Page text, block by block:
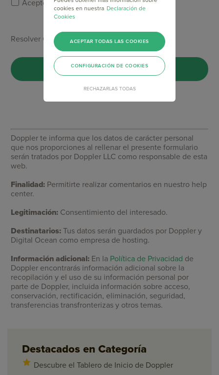
Acepto laPolítica de Privacidadde Doppler.
Resolver Captcha *
Doppler te informa que los datos de carácter personal
que nos proporciones al rellenar el presente formulario
serán tratados por Doppler LLC como responsable de esta
web.
Finalidad: Permitirte realizar comentarios en nuestro help
center.
Legitimación: Consentimiento del interesado.
Destinatarios: Tus datos serán guardados por Doppler y
Digital Ocean como empresa de hosting.
Información adicional: En la Política de Privacidad de
Doppler encontrarás información adicional sobre la
recopilación y el uso de su información personal por
parte de Doppler, incluida información sobre acceso,
conservación, rectificación, eliminación, seguridad,
transferencias transfronterizas y otros temas.
Destacados en Categoría
Descubre el Tablero de Inicio de Doppler
cookies en nuestra Declaración de
Cookies
RECHAZARLAS TODAS
ACEPTAR TODAS LAS COOKIES
CONFIGURACIÓN DE COOKIES